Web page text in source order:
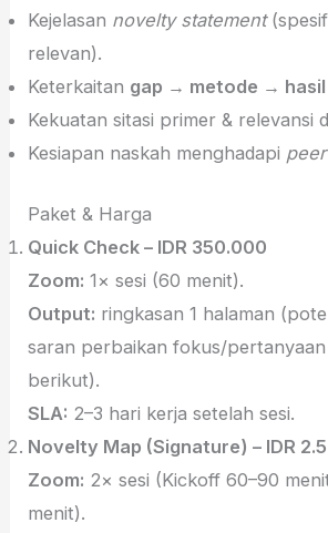
Kejelasan novelty statement
relevan).
Keterkaitan gap → metode →
Kekuatan sitasi primer & relevansi
Kesiapan naskah menghadapi
Paket & Harga
Quick Check – IDR 350.000
Zoom: 1× sesi (60 menit).
Output: ringkasan 1 halaman
saran perbaikan fokus/
berikut).
SLA: 2–3 hari kerja setelah sesi.
Novelty Map (Signature) – IDR
Zoom: 2× sesi (Kickoff 60–90
menit).